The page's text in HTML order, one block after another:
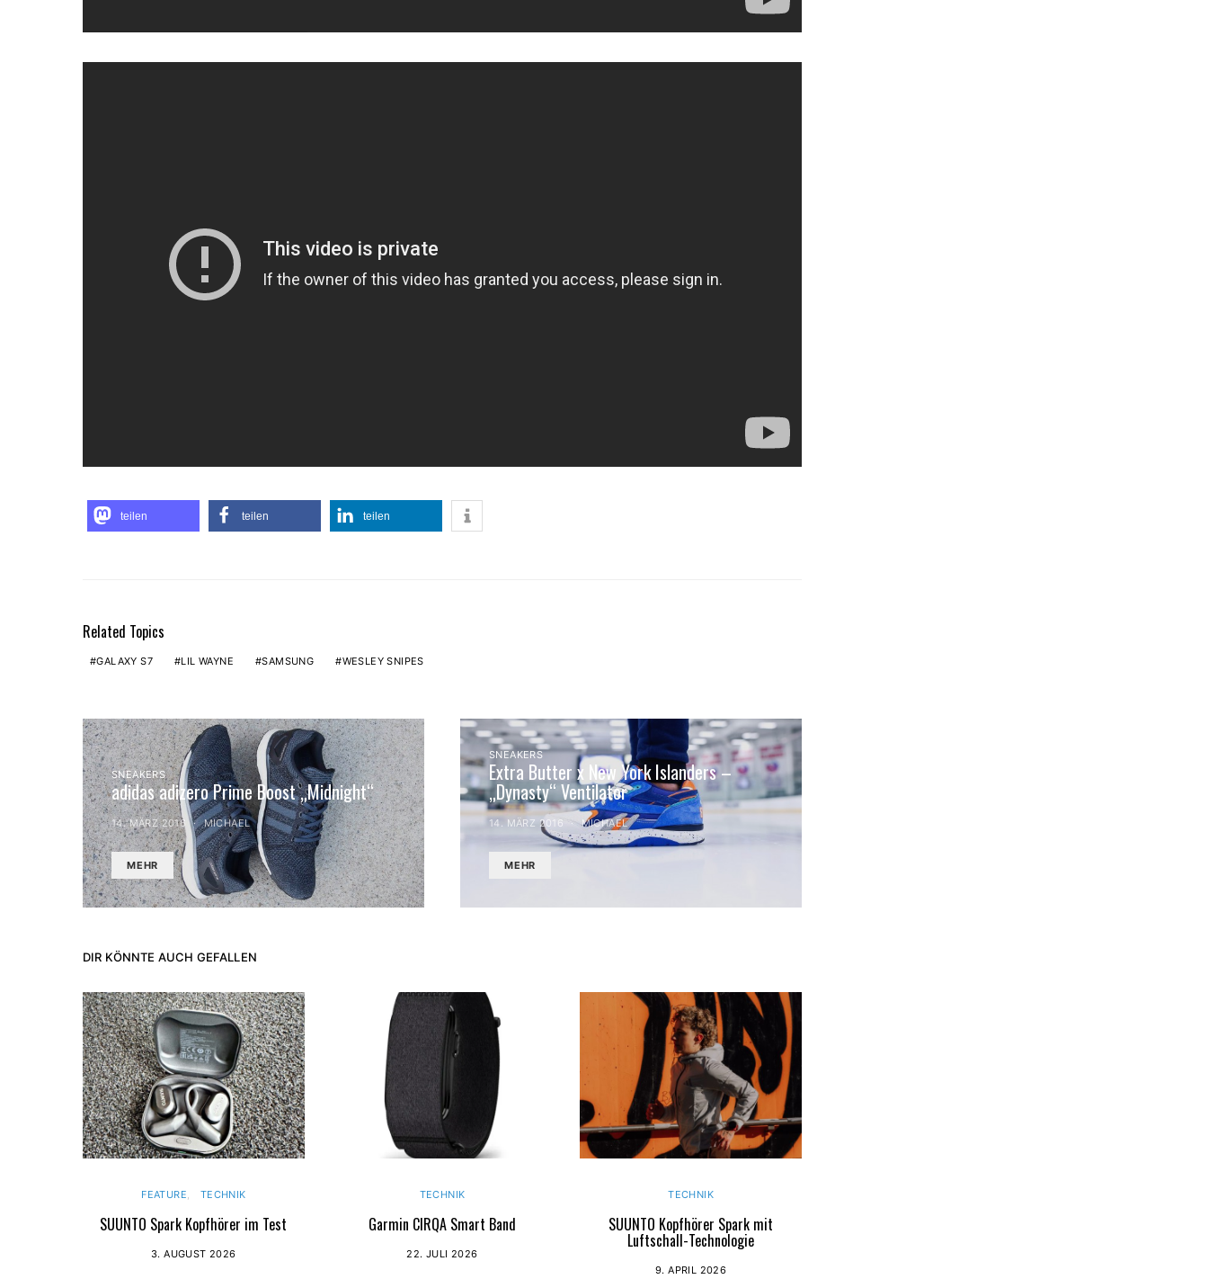
teilen teilen teilen
Related Topics
GALAXY S7 LIL WAYNE SAMSUNG WESLEY SNIPES
SNEAKERS
adidas adizero Prime Boost „Midnight“
14. MÄRZ 2016 MICHAEL
MEHR
SNEAKERS
Extra Butter x New York Islanders –
„Dynasty“ Ventilator
14. MÄRZ 2016 MICHAEL
MEHR
DIR KÖNNTE AUCH GEFALLEN
FEATURE TECHNIK
SUUNTO Spark Kopfhörer im Test
3. AUGUST 2026
TECHNIK
Garmin CIRQA Smart Band
22. JULI 2026
TECHNIK
SUUNTO Kopfhörer Spark mit
Luftschall-Technologie
9. APRIL 2026